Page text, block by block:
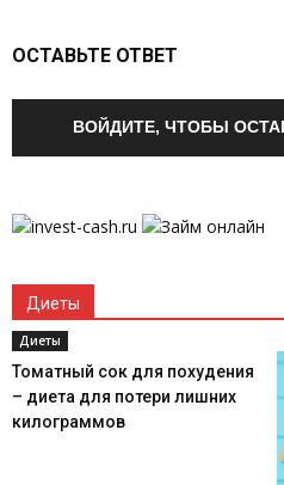
ОСТАВЬТЕ ОТВЕТ
ВОЙДИТЕ, ЧТОБЫ
Диеты
Диеты
Томатный сок для похудения
– диета для потери лишних
килограммов